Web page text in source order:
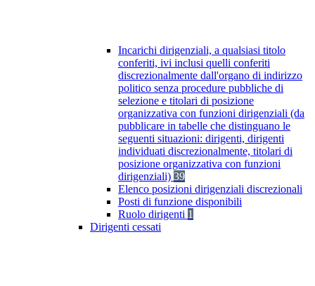
Incarichi dirigenziali, a qualsiasi titolo
conferiti, ivi inclusi quelli conferiti
discrezionalmente dall'organo di indirizzo
politico senza procedure pubbliche di
selezione e titolari di posizione
organizzativa con funzioni dirigenziali (da
pubblicare in tabelle che distinguano le
seguenti situazioni: dirigenti, dirigenti
individuati discrezionalmente, titolari di
posizione organizzativa con funzioni
dirigenziali) 39
Elenco posizioni dirigenziali discrezionali
Posti di funzione disponibili
Ruolo dirigenti 1
Dirigenti cessati